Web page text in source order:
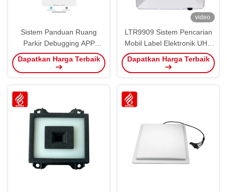
Sistem Panduan Ruang
Parkir Debugging APP
Produk Parkir
Dapatkan Harga Terbaik
video
LTR9909 Sistem Pencarian
Mobil Label Elektronik UHF
All In One
Dapatkan Harga Terbaik